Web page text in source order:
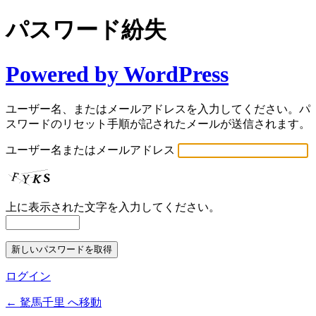
パスワード紛失
Powered by WordPress
ユーザー名、またはメールアドレスを入力してください。パ
スワードのリセット手順が記されたメールが送信されます。
ユーザー名またはメールアドレス
上に表示された文字を入力してください。
ログイン
← 駑馬千里 へ移動